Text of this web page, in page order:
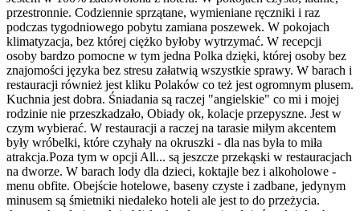
przestronnie. Codziennie sprzątane, wymieniane ręczniki i raz
podczas tygodniowego pobytu zamiana poszewek. W pokojach
klimatyzacja, bez której ciężko byłoby wytrzymać. W recepcji
osoby bardzo pomocne w tym jedna Polka dzięki, której osoby bez
znajomości języka bez stresu załatwią wszystkie sprawy. W barach i
restauracji również jest kliku Polaków co też jest ogromnym plusem.
Kuchnia jest dobra. Śniadania są raczej "angielskie" co mi i mojej
rodzinie nie przeszkadzało, Obiady ok, kolacje przepyszne. Jest w
czym wybierać. W restauracji a raczej na tarasie miłym akcentem
były wróbelki, które czyhały na okruszki - dla nas była to miła
atrakcja.Poza tym w opcji All... są jeszcze przekąski w restauracjach
na dworze. W barach lody dla dzieci, koktajle bez i alkoholowe -
menu obfite. Obejście hotelowe, baseny czyste i zadbane, jedynym
minusem są śmietniki niedaleko hoteli ale jest to do przeżycia.